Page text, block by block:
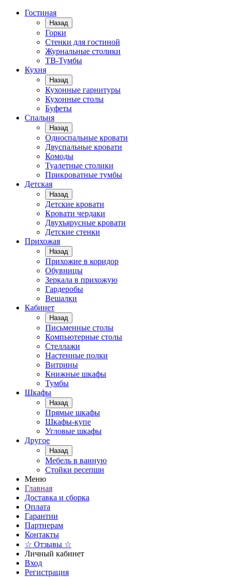
Гостиная
Назад
Горки
Стенки для гостиной
Журнальные столики
TВ-Тумбы
Кухня
Назад
Кухонные гарнитуры
Кухонные столы
Буфеты
Спальня
Назад
Односпальные кровати
Двуспальные кровати
Комоды
Туалетные столики
Прикроватные тумбы
Детская
Назад
Детские кровати
Кровати чердаки
Двухъярусные кровати
Детские стенки
Прихожая
Назад
Прихожие в коридор
Обувницы
Зеркала в прихожую
Гардеробы
Вешалки
Кабинет
Назад
Письменные столы
Компьютерные столы
Стеллажи
Настенные полки
Витрины
Книжные шкафы
Тумбы
Шкафы
Назад
Прямые шкафы
Шкафы-купе
Угловые шкафы
Другое
Назад
Мебель в ванную
Стойки ресепшн
Меню
Главная
Доставка и сборка
Оплата
Гарантии
Партнерам
Контакты
☆ Отзывы ☆
Личный кабинет
Вход
Регистрация